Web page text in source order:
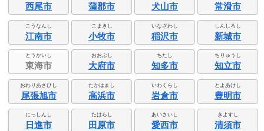
西尾市 蒲郡市 犬山市 常滑市
こうなんし
江南市
こまきし
小牧市
いなざわし
稲沢市
しんしろし
新城市
とうかいし
東海市
おおぶし
大府市
ちたし
知多市
ちりゅうし
知立市
おわりあさひし
尾張旭市
たかはまし
高浜市
いわくらし
岩倉市
とよあけし
豊明市
にっしんし
日進市
たはらし
田原市
あいさいし
愛西市
きよすし
清須市